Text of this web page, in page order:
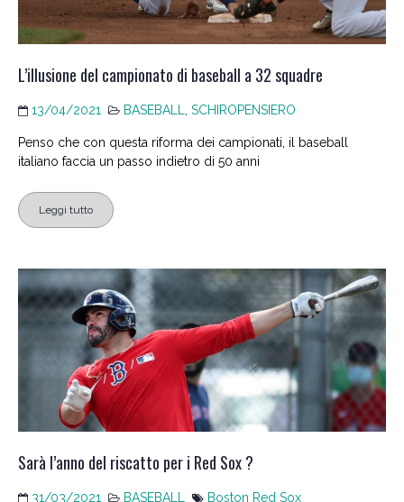
L’illusione del campionato di baseball a 32 squadre
13/04/2021 BASEBALL SCHIROPENSIERO
Penso che con questa riforma dei campionati, il baseball
italiano faccia un passo indietro di 50 anni
Leggi tutto
Sarà l’anno del riscatto per i Red Sox ?
31/03/2021 BASEBALL Boston Red Sox